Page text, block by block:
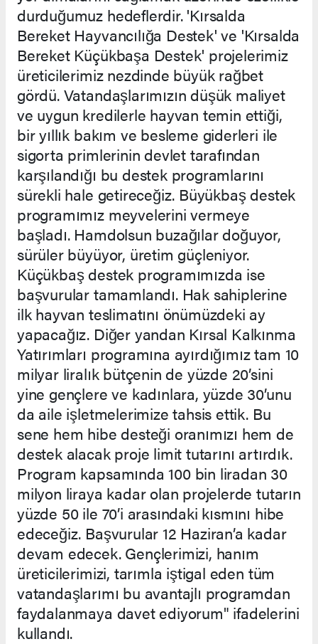
durduğumuz hedeflerdir. 'Kırsalda
Bereket Hayvancılığa Destek' ve 'Kırsalda
Bereket Küçükbaşa Destek' projelerimiz
üreticilerimiz nezdinde büyük rağbet
gördü. Vatandaşlarımızın düşük maliyet
ve uygun kredilerle hayvan temin ettiği,
bir yıllık bakım ve besleme giderleri ile
sigorta primlerinin devlet tarafından
karşılandığı bu destek programlarını
sürekli hale getireceğiz. Büyükbaş destek
programımız meyvelerini vermeye
başladı. Hamdolsun buzağılar doğuyor,
sürüler büyüyor, üretim güçleniyor.
Küçükbaş destek programımızda ise
başvurular tamamlandı. Hak sahiplerine
ilk hayvan teslimatını önümüzdeki ay
yapacağız. Diğer yandan Kırsal Kalkınma
Yatırımları programına ayırdığımız tam 10
milyar liralık bütçenin de yüzde 20’sini
yine gençlere ve kadınlara, yüzde 30’unu
da aile işletmelerimize tahsis ettik. Bu
sene hem hibe desteği oranımızı hem de
destek alacak proje limit tutarını artırdık.
Program kapsamında 100 bin liradan 30
milyon liraya kadar olan projelerde tutarın
yüzde 50 ile 70’i arasındaki kısmını hibe
edeceğiz. Başvurular 12 Haziran’a kadar
devam edecek. Gençlerimizi, hanım
üreticilerimizi, tarımla iştigal eden tüm
vatandaşlarımı bu avantajlı programdan
faydalanmaya davet ediyorum" ifadelerini
kullandı.